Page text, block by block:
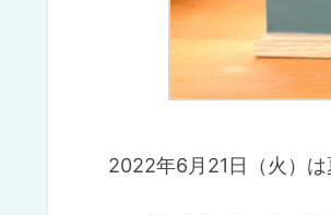
2022年6月21日（火）は